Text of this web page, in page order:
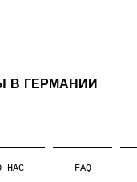
В ГЕРМАНИИ
НАС FAQ